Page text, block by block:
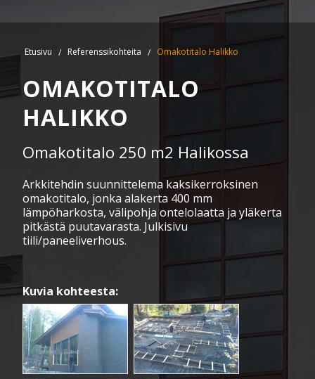
Etusivu Referenssikohteita Omakotitalo Halikko
OMAKOTITALO
HALIKKO
Omakotitalo 250 m2 Halikossa
Arkkitehdin suunnittelema kaksikerroksinen
omakotitalo, jonka alakerta 400 mm
lämpöharkosta, välipohja ontelolaatta ja yläkerta
pitkästä puutavarasta. Julkisivu
tiili/paneeliverhous.
Kuvia kohteesta: